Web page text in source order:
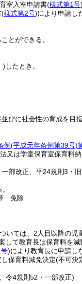
室入室申請書(様式第1号)
(様式第2号)により申請し
とができる。
) したとき。
びに社会性の育成を目指
例(平成元年条例第39号)
又は学童保育室保育料
部改正、平24規則3・
免除
ては、2人目以降の児
て教育長は保育料を減
)により教育長に申請し
保育料減免決定(不可決
令4規則52・一部改正)